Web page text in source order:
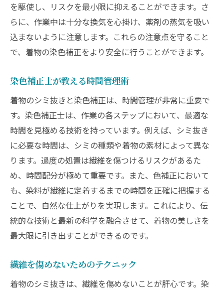
を駆使し、リスクを最小限に抑えることができます。さ
らに、作業中は十分な換気を心掛け、薬剤の蒸気を吸い
込まないように注意します。これらの注意点を守ること
で、着物の染色補正をより安全に行うことができます。
染色補正士が教える時間管理術
着物のシミ抜きと染色補正は、時間管理が非常に重要で
す。染色補正士は、作業の各ステップにおいて、最適な
時間を見極める技術を持っています。例えば、シミ抜き
に必要な時間は、シミの種類や着物の素材によって異な
ります。過度の処置は繊維を傷つけるリスクがあるた
め、時間配分が極めて重要です。また、色補正において
も、染料が繊維に定着するまでの時間を正確に把握する
ことで、自然な仕上がりを実現します。これにより、伝
統的な技術と最新の科学を融合させて、着物の美しさを
最大限に引き出すことができるのです。
繊維を傷めないためのテクニック
着物のシミ抜きは、繊維を傷めないことが肝心です。染